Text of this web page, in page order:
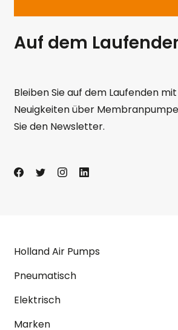
Auf dem
Bleiben Sie auf dem Laufenden
Neuigkeiten über
Sie den Newsletter.
Holland Air Pumps
Pneumatisch
Elektrisch
Marken